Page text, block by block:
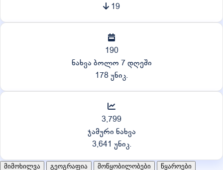
19
190
ნახვა ბოლო 7 დღეში
178 უნიკ.
3,799
ჯამური ნახვა
3,641 უნიკ.
მიმოხილვა გეოგრაფია მოწყობილობები წყაროები